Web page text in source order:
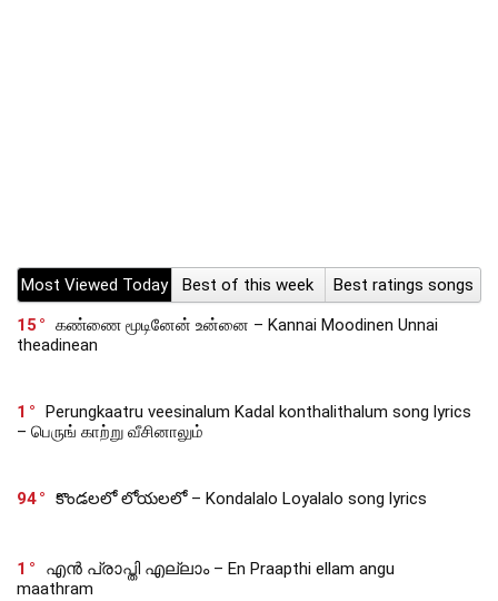
Most Viewed Today Best of this week
Best ratings songs
15
கண்ணை மூடினேன் உன்னை – Kannai Moodinen Unnai
theadinean
1
Perungkaatru veesinalum Kadal konthalithalum song lyrics
– பெருங் காற்று வீசினாலும்
94 కొండలలో లోయలలో – Kondalalo Loyalalo song lyrics
1
എൻ പ്രാപ്തി എല്ലാം – En Praapthi ellam angu
maathram